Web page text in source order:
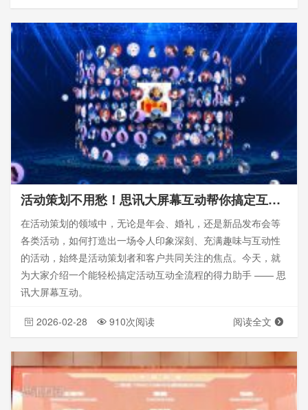
活动策划不用愁！思讯大屏幕互动帮你搞定互动全流程
在活动策划的领域中，无论是年会、婚礼，还是新品发布会等
各类活动，如何打造出一场令人印象深刻、充满趣味与互动性
的活动，始终是活动策划者和客户共同关注的焦点。今天，就
为大家介绍一个能轻松搞定活动互动全流程的得力助手 —— 思
讯大屏幕互动。
2026-02-28 910次阅读 阅读全文